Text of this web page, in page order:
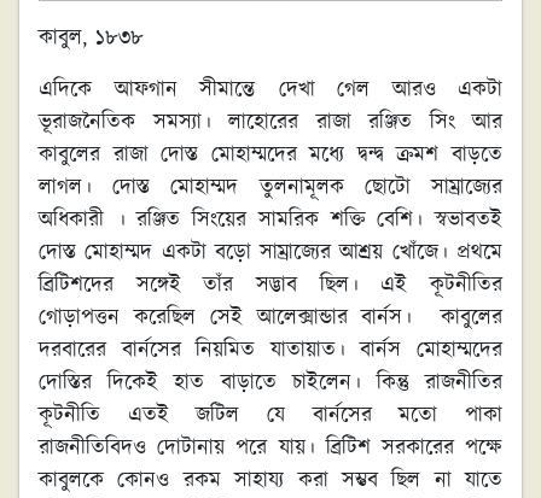
কাবুল, ১৮৩৮
এদিকে আফগান সীমান্তে দেখা গেল আরও একটা
ভূরাজনৈতিক সমস্যা। লাহোরের রাজা রঞ্জিত সিং আর
কাবুলের রাজা দোস্ত মোহাম্মদের মধ্যে দ্বন্দ্ব ক্রমশ বাড়তে
লাগল। দোস্ত মোহাম্মদ তুলনামূলক ছোটো সাম্রাজ্যের
অধিকারী । রঞ্জিত সিংয়ের সামরিক শক্তি বেশি। স্বভাবতই
দোস্ত মোহাম্মদ একটা বড়ো সাম্রাজ্যের আশ্রয় খোঁজে। প্রথমে
ব্রিটিশদের সঙ্গেই তাঁর সদ্ভাব ছিল। এই কূটনীতির
গোড়াপত্তন করেছিল সেই আলেক্সান্ডার বার্নস। কাবুলের
দরবারের বার্নসের নিয়মিত যাতায়াত। বার্নস মোহাম্মদের
দোস্তির দিকেই হাত বাড়াতে চাইলেন। কিন্তু রাজনীতির
কূটনীতি এতই জটিল যে বার্নসের মতো পাকা
রাজনীতিবিদও দোটানায় পরে যায়। ব্রিটিশ সরকারের পক্ষে
কাবুলকে কোনও রকম সাহায্য করা সম্ভব ছিল না যাতে